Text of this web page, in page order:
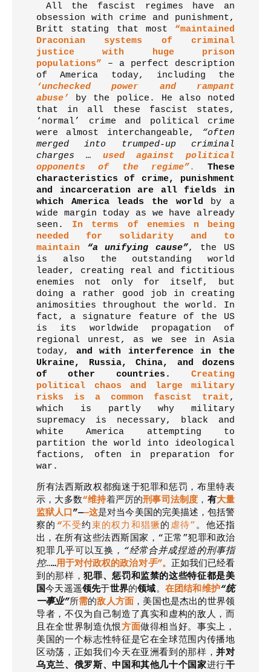
All the fascist regimes have an
obsession with crime and punishment,
Britt stating that most “maintained
Draconian systems of criminal
justice with huge prison
populations”
– a perfect description
of America today, including the
‘unchecked power and rampant
abuse’
by the police. He also noted
that in all these fascist states,
‘normal’ crime and political crime
were almost interchangeable,
“often
merged into trumped-up criminal
charges … used against political
opponents of the regime”.
These
characteristics of crime, punishment
and incarceration are all fields in
which America leads the world by a
wide margin today as we have already
seen.
In terms of enemies n being
needed for solidarity and to
maintain “a unifying cause”, the US
is also the outstanding world
leader, creating real and fictitious
enemies not only for itself, but
doing a rather good job in creating
animosities throughout the world. In
fact, a signature feature of the US
is its worldwide propagation of
regional unrest, as we see in Asia
today, and with interference in the
Ukraine, Russia, China, and dozens
of other countries. Creating
political chaos and large military
risks is a common fascist trait,
which is partly why military
supremacy is necessary, black and
white America attempting to
partition the world into ideological
factions, often in preparation for
war.
所有法西斯政权都痴迷于犯罪和惩罚，布里特表
示，大多数“维持着严厉的刑事司法制度 ， 有大量
监狱人口 ”——这是对当今美国的完美描述，包括警
察的 “不受约束的权力和猖獗的虐待”。他还指
出 ， 在所有这些法西斯国家 ， “正常 ”犯罪和政治
犯罪几乎可以互换 ， “经常合并成捏造的刑事指
控……用于对付政权的政治对手”。 正如我们已经看
到 的那样 ，犯罪、惩罚和监禁的这些特征都是美
国今天遥遥领先于世界的领域。 在团结和维护“统
一事业”所需的敌人方面 ， 美国也是杰出的世界领
导者 ， 不仅为自己制造了真实和虚构的敌人 ，而
且在全世界制造仇恨方面做得相当好。事实上 ，
美国的一个标志性特征是它在全球范围内传播地
区动荡 ， 正如我们今天在亚洲看到 的那样 ，并对
乌克兰、俄罗斯、中国和其他几十个国家进行干